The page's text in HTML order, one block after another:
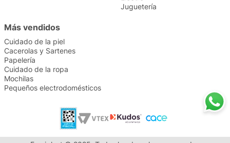
Juguetería
Más vendidos
Cuidado de la piel
Cacerolas y Sartenes
Papelería
Cuidado de la ropa
Mochilas
Pequeños electrodomésticos